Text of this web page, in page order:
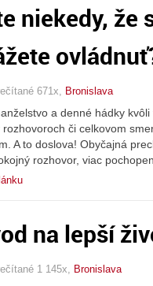
niekedy, že
671x, Bronislava
a denné hádky
či celkovom
A to doslova! Obyčajná
rozhovor, viac
na lepší
1 145x, Bronislava